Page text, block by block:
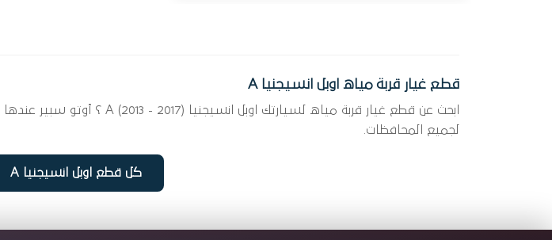
قطع غيار قربة مياه اوبل انسيجنيا A
لجميع المحافظات.
كل قطع اوبل انسيجنيا A